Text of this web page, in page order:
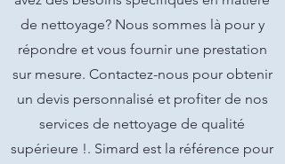
de nettoyage? Nous sommes là pour y
répondre et vous fournir une prestation
sur mesure. Contactez-nous pour obtenir
un devis personnalisé et profiter de nos
services de nettoyage de qualité
supérieure !. Simard est la référence pour